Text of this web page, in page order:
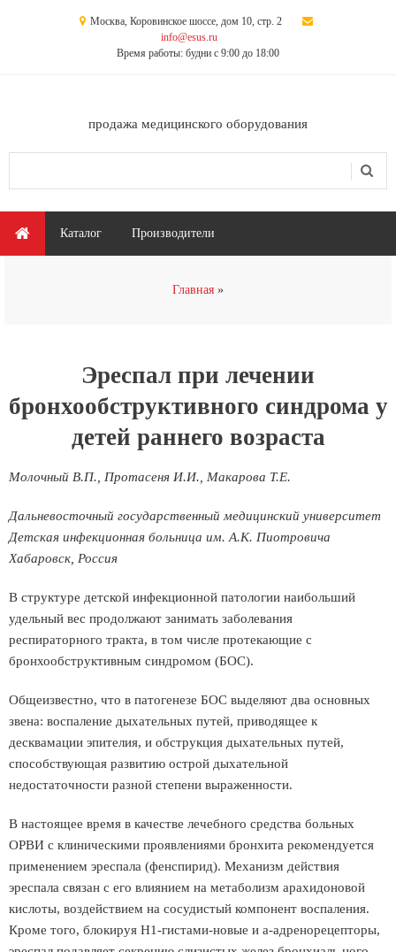
Москва, Коровинское шоссе, дом 10, стр. 2
info@esus.ru
Время работы: будни с 9:00 до 18:00
продажа медицинского оборудования
Главное меню
Каталог Производители
Главная
Эреспал при лечении
бронхообструктивного синдрома у
детей раннего возраста
Молочный В.П., Протасеня И.И., Макарова Т.Е.
Дальневосточный государственный медицинский университет
Детская инфекционная больница им. А.К. Пиотровича
Хабаровск, Россия
В структуре детской инфекционной патологии наибольший
удельный вес продолжают занимать заболевания
респираторного тракта, в том числе протекающие с
бронхообструктивным синдромом (БОС).
Общеизвестно, что в патогенезе БОС выделяют два основных
звена: воспаление дыхательных путей, приводящее к
десквамации эпителия, и обструкция дыхательных путей,
способствующая развитию острой дыхательной
недостаточности разной степени выраженности.
В настоящее время в качестве лечебного средства больных
ОРВИ с клиническими проявлениями бронхита рекомендуется
применением эреспала (фенспирид). Механизм действия
эреспала связан с его влиянием на метаболизм арахидоновой
кислоты, воздействием на сосудистый компонент воспаления.
Кроме того, блокируя Н1-гистами-новые и а-адренорецепторы,